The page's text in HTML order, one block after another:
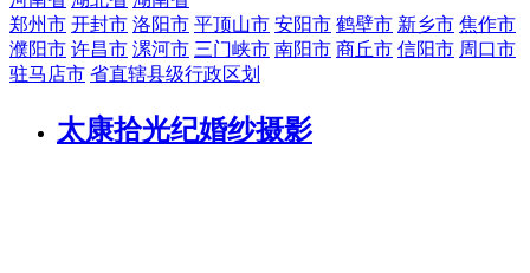
郑州市 开封市 洛阳市 平顶山市 安阳市 鹤壁市 新乡市 焦作市
濮阳市 许昌市 漯河市 三门峡市 南阳市 商丘市 信阳市 周口市
驻马店市 省直辖县级行政区划
太康拾光纪婚纱摄影